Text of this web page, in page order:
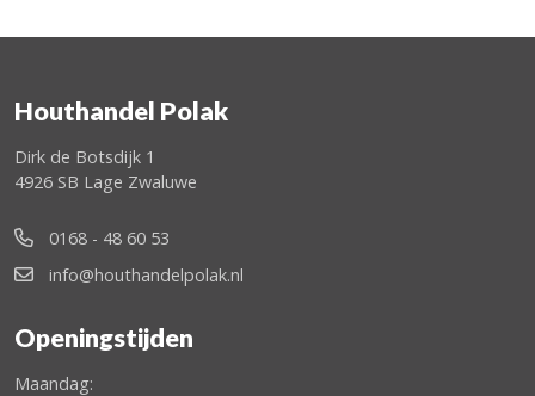
Houthandel Polak
Dirk de Botsdijk 1
4926 SB Lage Zwaluwe
0168 - 48 60 53
info@houthandelpolak.nl
Openingstijden
Maandag: